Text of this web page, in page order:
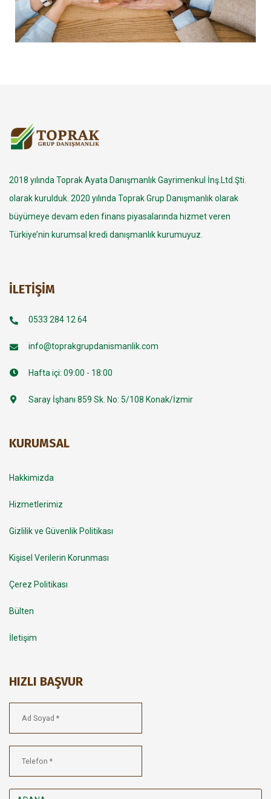
2018 yılında Toprak Ayata Danışmanlık Gayrimenkul İnş.Ltd.Şti.
olarak kurulduk. 2020 yılında Toprak Grup Danışmanlık olarak
büyümeye devam eden finans piyasalarında hizmet veren
Türkiye’nin kurumsal kredi danışmanlık kurumuyuz.
İLETIŞIM
0533 284 12 64
info@toprakgrupdanismanlik.com
Hafta içi: 09:00 - 18:00
Saray İşhanı 859 Sk. No: 5/108 Konak/İzmir
KURUMSAL
Hakkimizda
Hizmetlerimiz
Gizlilik ve Güvenlik Politikası
Kişisel Verilerin Korunması
Çerez Politikası
Bülten
İletişim
HIZLI BAŞVUR